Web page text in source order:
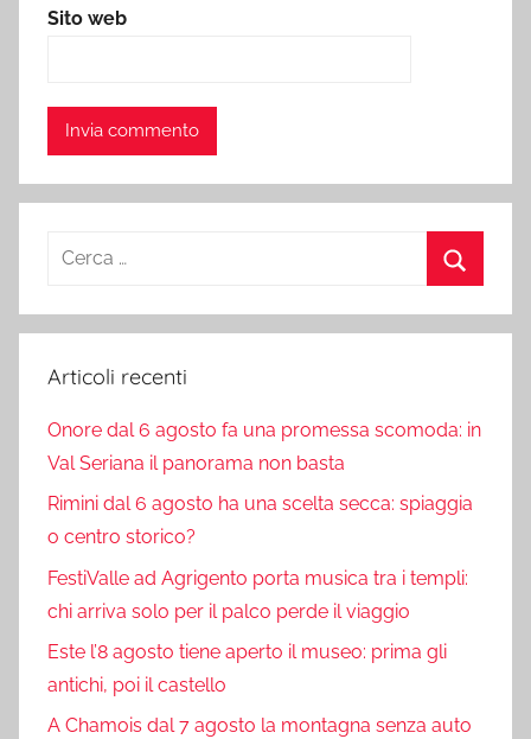
Sito web
Ricerca
Articoli recenti
Onore dal 6 agosto fa una promessa scomoda: in
Val Seriana il panorama non basta
Rimini dal 6 agosto ha una scelta secca: spiaggia
o centro storico?
FestiValle ad Agrigento porta musica tra i templi:
chi arriva solo per il palco perde il viaggio
Este l’8 agosto tiene aperto il museo: prima gli
antichi, poi il castello
A Chamois dal 7 agosto la montagna senza auto